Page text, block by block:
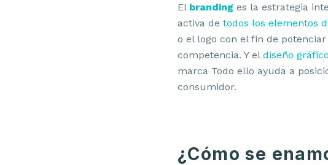
El branding es la estrategia
activa de todos los elementos
o el logo con el fin de
competencia. Y el diseño gráfico
marca Todo ello ayuda a
consumidor.
¿Cómo se